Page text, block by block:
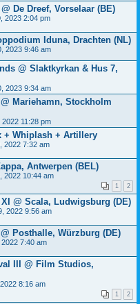
De Dreef, Vorselaar (BE)
2023 2:04 pm
Iduna, Drachten (NL)
2023 9:46 am
@ Slaktkyrkan & Hus 7,
2023 9:34 am
Mariehamn, Stockholm
11:28 pm
+ Whiplash + Artillery
2022 7:32 am
Antwerpen (BEL)
2022 10:44 am
1 2
XI @ Scala, Ludwigsburg (DE)
2022 9:56 am
Posthalle, Würzburg (DE)
7:40 am
III @ Film Studios,
8:16 am
1 2